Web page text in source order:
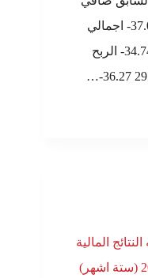
الربح (الخسارة) 187 200 6.5- 297 37.04- اجمالي
الربح (الخسارة) 201 206 2.43- 308 34.74- الربح
المالية